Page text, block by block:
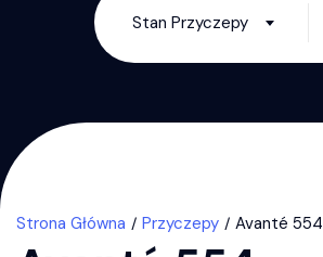
Stan Przyczepy
Strona Główna Przyczepy Avanté 554